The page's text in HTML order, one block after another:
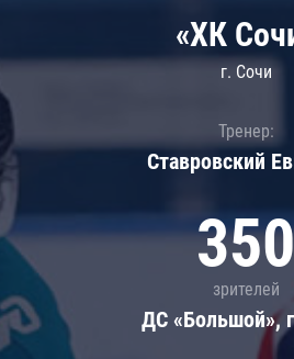
«ХК
г. Сочи
Тренер:
Ставровский
350
зрителей
ДС «Большой»,